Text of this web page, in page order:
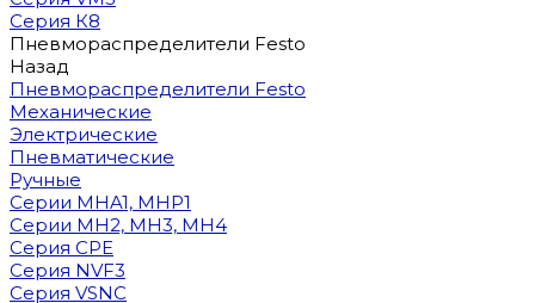
Серия К8
Пневмораспределители Festo
Назад
Пневмораспределители Festo
Механические
Электрические
Пневматические
Ручные
Cерии MHA1, MHP1
Cерии MH2, MH3, MH4
Cерия CPE
Серия NVF3
Серия VSNC